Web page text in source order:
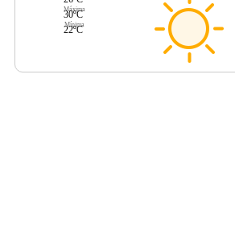
Máxima
30ºC
Mínima
22ºC